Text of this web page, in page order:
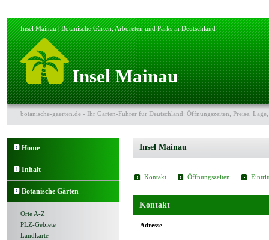
Insel Mainau | Botanische Gärten, Arboreten und Parks in Deutschland
Insel Mainau
botanische-gaerten.de - Ihr Garten-Führer für Deutschland: Öffnungszeiten, Preise,
Home
Inhalt
Botanische Gärten
Orte A-Z
PLZ-Gebiete
Landkarte
Insel Mainau
Kontakt Öffnungszeiten
Kontakt
Adresse